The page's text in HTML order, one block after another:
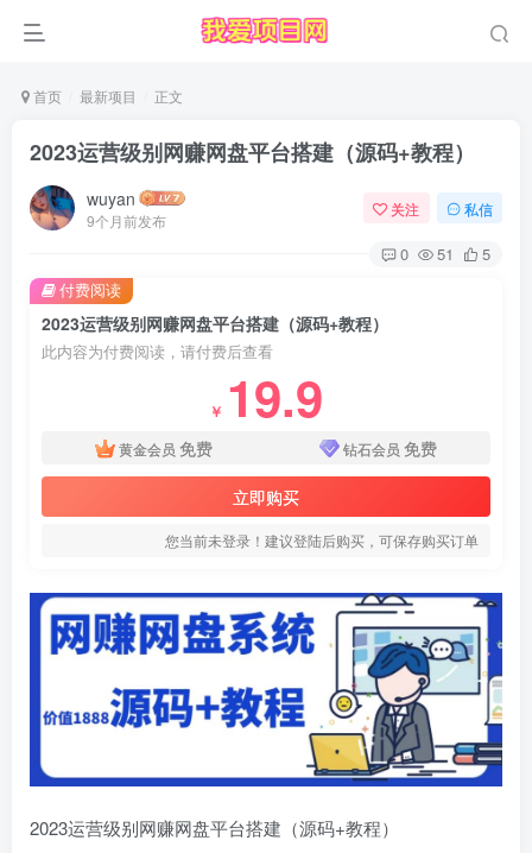
首页 最新项目 正文
2023运营级别网赚网盘平台搭建（源码+教程）
wuyan
9个月前发布
关注 私信
0 51 5
2023运营级别网赚网盘平台搭建（源码+教程）
此内容为付费阅读，请付费后查看
￥ 19.9
黄金会员 免费 钻石会员 免费
立即购买
您当前未登录！建议登陆后购买，可保存购买订单
付费阅读
2023运营级别网赚网盘平台搭建（源码+教程）